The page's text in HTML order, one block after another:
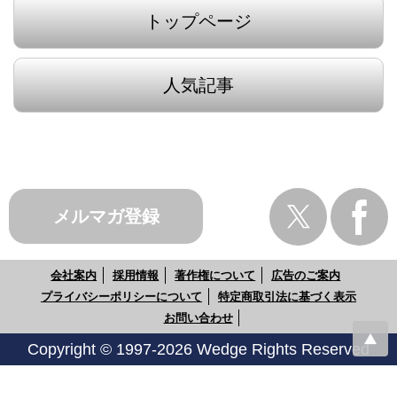
トップページ
人気記事
メルマガ登録
会社案内 採用情報 著作権について
広告のご案内
プライバシーポリシーについて
特定商取引法に基づく表示
お問い合わせ
Copyright © 1997-2026 Wedge Rights Reserved